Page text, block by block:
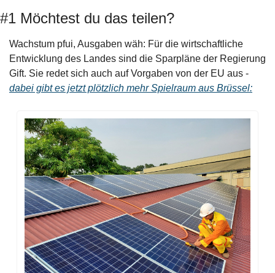
#1 Möchtest du das teilen?
Wachstum pfui, Ausgaben wäh: Für die wirtschaftliche
Entwicklung des Landes sind die Sparpläne der Regierung
dabei gibt es jetzt plötzlich mehr Spielraum aus Brüssel: